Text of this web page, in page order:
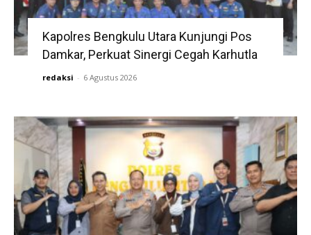
Kapolres Bengkulu Utara Kunjungi Pos
Damkar, Perkuat Sinergi Cegah Karhutla
redaksi - 6 Agustus 2026